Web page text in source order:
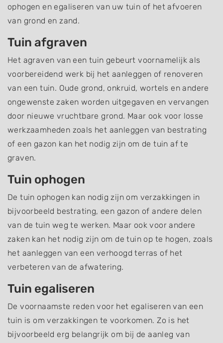
ophogen en egaliseren van uw tuin of het afvoeren
van grond en zand.
Tuin afgraven
Het agraven van een tuin gebeurt voornamelijk als
voorbereidend werk bij het aanleggen of renoveren
van een tuin. Oude grond, onkruid, wortels en andere
ongewenste zaken worden uitgegaven en vervangen
door nieuwe vruchtbare grond. Maar ook voor losse
werkzaamheden zoals het aanleggen van bestrating
of een gazon kan het nodig zijn om de tuin af te
graven.
Tuin ophogen
De tuin ophogen kan nodig zijn om verzakkingen in
bijvoorbeeld bestrating, een gazon of andere delen
van de tuin weg te werken. Maar ook voor andere
zaken kan het nodig zijn om de tuin op te hogen, zoals
het aanleggen van een verhoogd terras of het
verbeteren van de afwatering.
Tuin egaliseren
De voornaamste reden voor het egaliseren van een
tuin is om verzakkingen te voorkomen. Zo is het
bijvoorbeeld erg belangrijk om bij de aanleg van